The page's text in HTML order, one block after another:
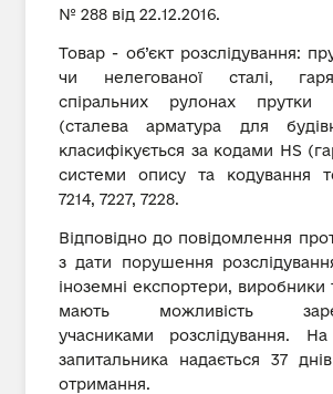
№ 288 від 22.12.2016.
Товар - об’єкт розслідування:
чи нелегованої сталі,
спіральних рулонах прутки
(сталева арматура для
класифікується за кодами HS
системи опису та кодування
7214, 7227, 7228.
Відповідно до повідомлення
з дати порушення
іноземні експортери, виробники
мають можливість
учасниками розслідування.
запитальника надається 37
отримання.